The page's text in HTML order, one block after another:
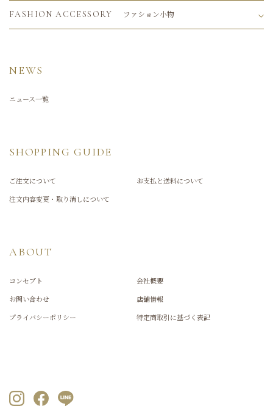
FASHION ACCESSORY ファション小物
NEWS
ニュース一覧
SHOPPING GUIDE
ご注文について
お支払と送料について
注文内容変更・取り消しについて
ABOUT
コンセプト
会社概要
お問い合わせ
店舗情報
プライバシーポリシー
特定商取引に基づく表記